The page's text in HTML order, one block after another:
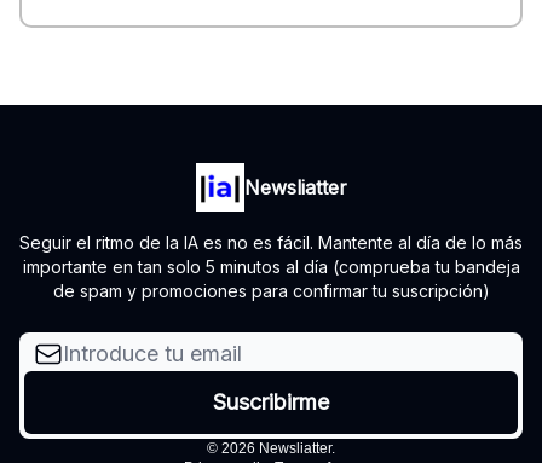
Newsliatter
Seguir el ritmo de la IA es no es fácil. Mantente al día de lo más
importante en tan solo 5 minutos al día (comprueba tu bandeja
de spam y promociones para confirmar tu suscripción)
© 2026 Newsliatter.